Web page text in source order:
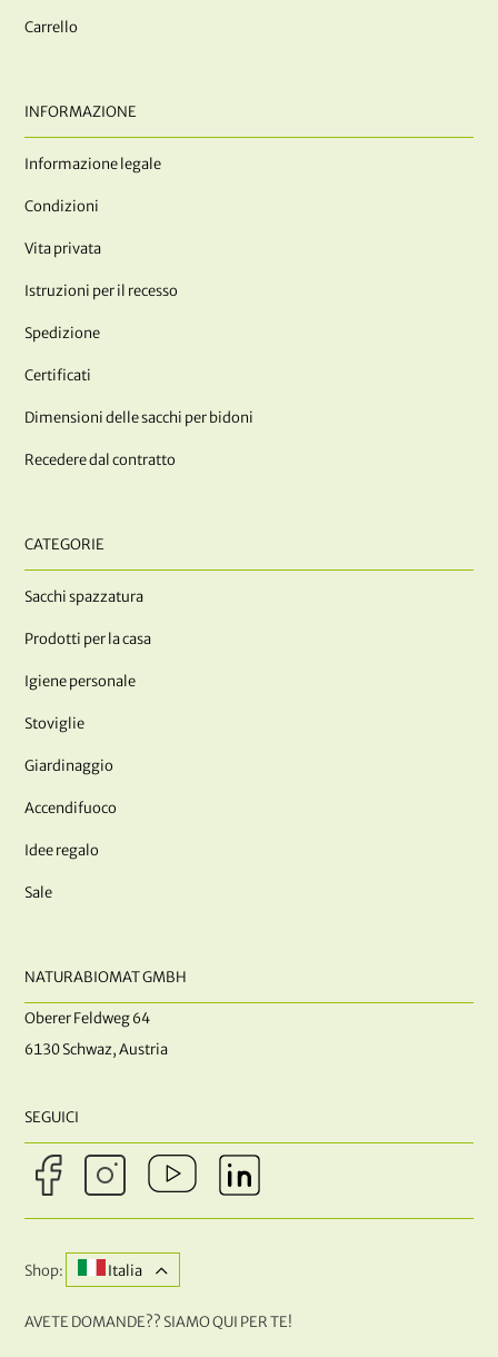
Carrello
INFORMAZIONE
Informazione legale
Condizioni
Vita privata
Istruzioni per il recesso
Spedizione
Certificati
Dimensioni delle sacchi per bidoni
Recedere dal contratto
CATEGORIE
Sacchi spazzatura
Prodotti per la casa
Igiene personale
Stoviglie
Giardinaggio
Accendifuoco
Idee regalo
Sale
NATURABIOMAT GMBH
Oberer Feldweg 64
6130 Schwaz, Austria
SEGUICI
Shop: Italia
AVETE DOMANDE?? SIAMO QUI PER TE!